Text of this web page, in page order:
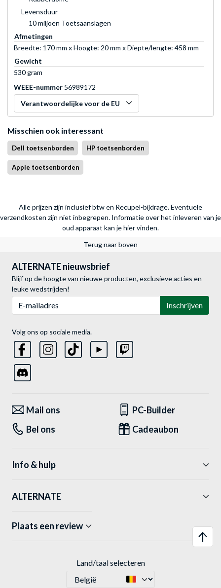
Levensduur
10 miljoen Toetsaanslagen
Afmetingen
Breedte: 170 mm x Hoogte: 20 mm x Diepte/lengte: 458 mm
Gewicht
530 gram
WEEE-nummer 56989172
Verantwoordelijke voor de EU
Misschien ook interessant
Dell toetsenborden HP toetsenborden
Apple toetsenborden
Alle prijzen zijn inclusief btw en Recupel-bijdrage. Eventuele
verzendkosten zijn niet inbegrepen. Informatie over het inleveren van je
oud apparaat kan je hier vinden.
Terug naar boven
ALTERNATE nieuwsbrief
Blijf op de hoogte van nieuwe producten, exclusieve acties en
leuke wedstrijden!
Inschrijven
Volg ons op sociale media.
Mail ons
PC-Builder
Bel ons
Cadeaubon
Info & hulp
ALTERNATE
Plaats een review
Land/taal selecteren